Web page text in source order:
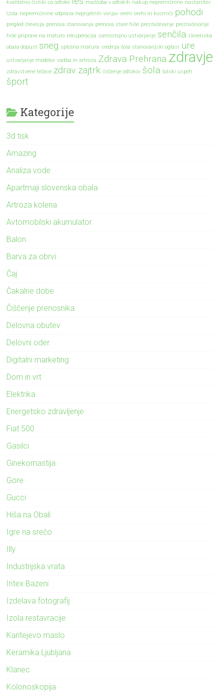
kvalitetno čistilo za odtoke
maščoba v odtokih nakup nepremičnine nastanitev
Izola nepremičnine odprava neprijetnih vonjav orehi orehi in kosmiči pohodi
pregled črevesja prenova stanovanja prenova stare hiše prezračevanje prezračevanje
hiše priprave na maturo rekuperacija samostojno ustvarjanje senčila slovenska
obala dopust sneg splošna matura srednja šola stanovanjski oglasi ure
ustvarjanje modelov vadba in artroza Zdrava Prehrana zdravje
zdravstvene težave zdrav zajtrk čiščenje odtokov šola šolski uspeh
šport
Kategorije
3d tisk
Amazing
Analiza vode
Apartmaji slovenska obala
Artroza kolena
Avtomobilski akumulator
Balon
Barva za obrvi
Čaj
Čakalne dobe
Čiščenje prenosnika
Delovna obutev
Delovni oder
Digitalni marketing
Dom in vrt
Elektrika
Energetsko zdravljenje
Fiat 500
Gasilci
Ginekomastija
Gore
Gucci
Hiša na Obali
Igre na srečo
Illy
Industrijska vrata
Intex Bazeni
Izdelava fotografij
Izola restavracije
Karitejevo maslo
Keramika Ljubljana
Klanec
Kolonoskopija